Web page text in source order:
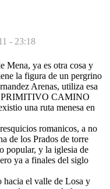
- 23:18
Mena, ya es otra cosa y
la figura de un pergrino
Arenas, utiliza esa
PRIMITIVO CAMINO
una ruta menesa en
romanicos, a no
de los Prados de torre
popular, y la iglesia de
ya a finales del siglo
hacia el valle de Losa y